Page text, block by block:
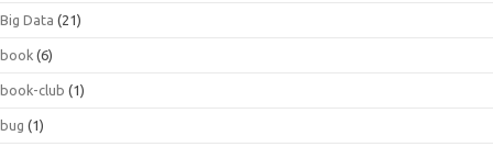
Big Data (21)
book (6)
book-club (1)
bug (1)